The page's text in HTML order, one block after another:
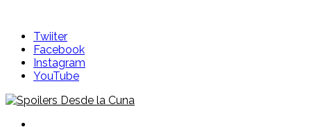
contentTwiiter
Facebook
Instagram
YouTube